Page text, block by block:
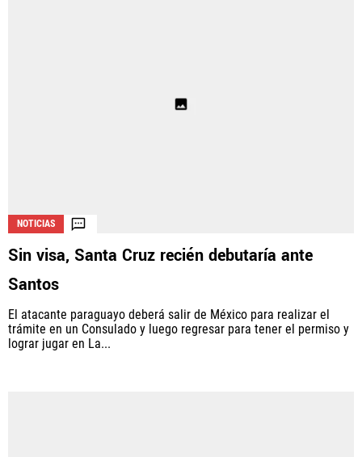
NOTICIAS
Sin visa, Santa Cruz recién debutaría ante
Santos
El atacante paraguayo deberá salir de México para realizar el
trámite en un Consulado y luego regresar para tener el permiso y
lograr jugar en La...